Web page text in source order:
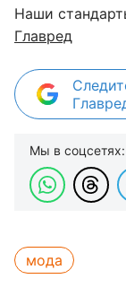
Наши
Главред
Мы в соцсетях:
мода